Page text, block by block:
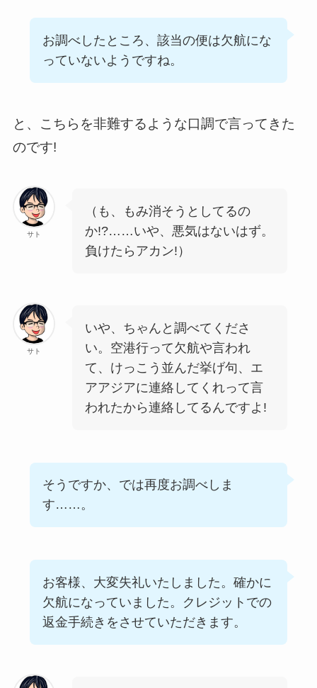
お調べしたところ、該当の便は欠航にな
っていないようですね。
と、こちらを非難するような口調で言ってきた
のです!
サト
（も、もみ消そうとしてるの
か!?……いや、悪気はないはず。
負けたらアカン!）
サト
いや、ちゃんと調べてくださ
い。空港行って欠航や言われ
て、けっこう並んだ挙げ句、エ
アアジアに連絡してくれって言
われたから連絡してるんですよ!
そうですか、では再度お調べしま
す……。
お客様、大変失礼いたしました。確かに
欠航になっていました。クレジットでの
返金手続きをさせていただきます。